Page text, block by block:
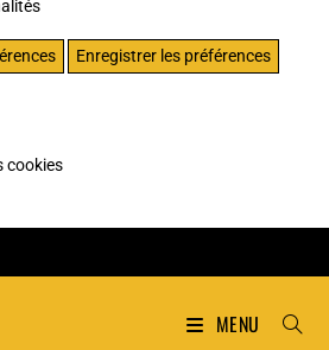
Enregistrer les préférences
cookies
MENU